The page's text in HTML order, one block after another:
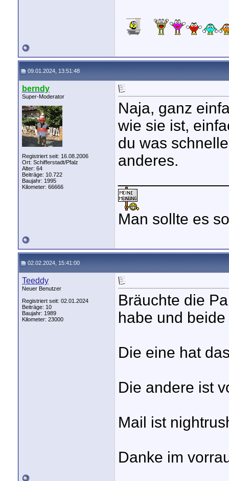
09.01.2024, 13:51:48
berndy
Super-Moderator
Registriert seit: 16.08.2006
Ort: Schifferstadt/Pfalz
Alter: 64
Beiträge: 10.722
Baujahr: 1995
Kilometer: 66666
Naja, ganz
wie sie ist,
du was
anderes.
Man sollte es
02.02.2024, 15:41:00
Teeddy
Neuer Benutzer
Registriert seit: 02.01.2024
Beiträge: 10
Baujahr: 1989
Kilometer: 23000
Bräuchte die
habe und
Die eine hat
Die andere ist
Mail ist
Danke im